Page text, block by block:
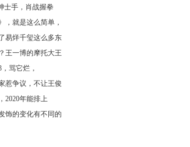
士手，肖战握拳
，就是这么简单，
易烊千玺这么多东
王一博的摩托大王
骂它烂，
惹争议，不让王俊
2020年能排上
饰的变化有不同的